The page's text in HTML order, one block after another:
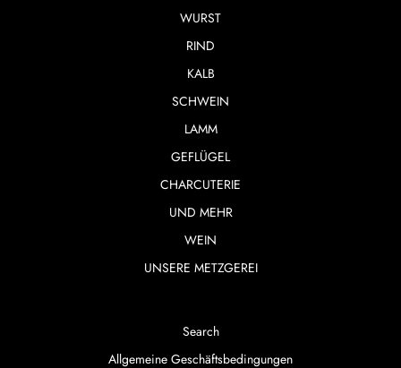
WURST
RIND
KALB
SCHWEIN
LAMM
GEFLÜGEL
CHARCUTERIE
UND MEHR
WEIN
UNSERE METZGEREI
Search
Allgemeine Geschäftsbedingungen